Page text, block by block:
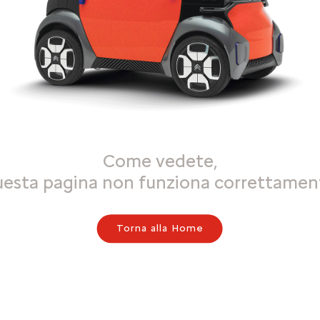
Come vedete,
pagina non funziona
Torna alla Home